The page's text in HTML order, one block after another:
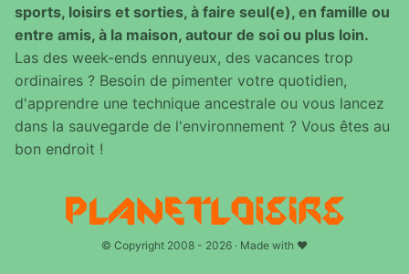
sports, loisirs et sorties, à faire seul(e), en famille ou
entre amis, à la maison, autour de soi ou plus loin.
Las des week-ends ennuyeux, des vacances trop
ordinaires ? Besoin de pimenter votre quotidien,
d'apprendre une technique ancestrale ou vous lancez
dans la sauvegarde de l'environnement ? Vous êtes au
bon endroit !
© Copyright 2008 - 2026 · Made with ♥